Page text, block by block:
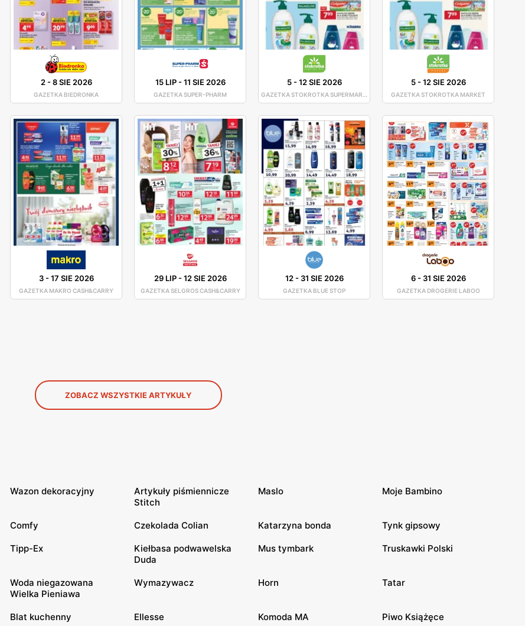
2-8 SIE 2026
GAZETKA BIEDRONKA
15 LIP-11 SIE 2026
GAZETKA SUPER-PHARM
5-12 SIE 2026
GAZETKA STOKROTKA SUPERMARKET
5-12 SIE 2026
GAZETKA STOKROTKA MARKET
3-17 SIE 2026
GAZETKA MAKRO CASH&CARRY
29 LIP-12 SIE 2026
GAZETKA SELGROS CASH&CARRY
12- 31 SIE 2026
GAZETKA BLUE STOP
6- 31 SIE 2026
GAZETKA DROGERIE LABOO
ZOBACZ WSZYSTKIE ARTYKUŁY
Wazon dekoracyjny
Artykuły piśmiennicze
Stitch
Maslo Moje Bambino
Comfy Czekolada Colian Katarzyna bonda Tynk gipsowy
Tipp-Ex
Kiełbasa podwawelska
Duda
Mus tymbark Truskawki Polski
Woda niegazowana
Wielka Pieniawa
Wymazywacz Horn Tatar
Blat kuchenny Ellesse Komoda MA Piwo Książęce